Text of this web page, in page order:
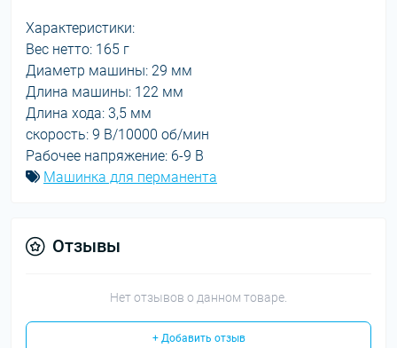
Характеристики:
Вес нетто: 165 г
Диаметр машины: 29 мм
Длина машины: 122 мм
Длина хода: 3,5 мм
скорость: 9 В/10000 об/мин
Рабочее напряжение: 6-9 В
Машинка для перманента
Отзывы
Нет отзывов о данном товаре.
+ Добавить отзыв